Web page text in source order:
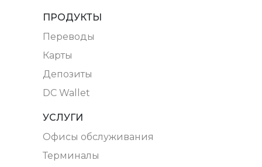
ПРОДУКТЫ
Переводы
Карты
Депозиты
DC Wallet
УСЛУГИ
Офисы обслуживания
Терминалы